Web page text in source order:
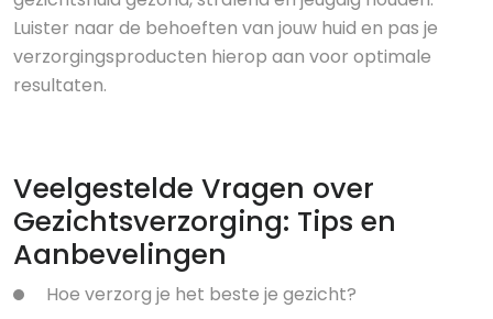
Luister naar de behoeften van jouw huid en pas je
verzorgingsproducten hierop aan voor optimale
resultaten.
Veelgestelde Vragen over
Gezichtsverzorging: Tips en
Aanbevelingen
Hoe verzorg je het beste je gezicht?